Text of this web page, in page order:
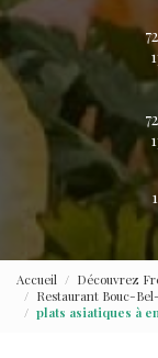
Accueil
Découvrez
Restaurant Bouc-
plats asiatiques à